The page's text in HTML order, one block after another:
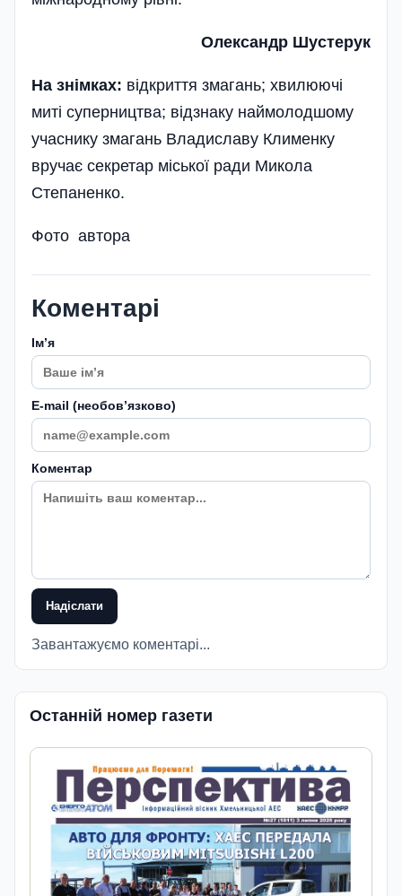
Олександр Шустерук
На знімках: відкриття змагань; хвилюючі
миті суперництва; відзнаку наймолодшому
учаснику змагань Владиславу Клименку
вручає секретар міської ради Микола
Степаненко.
Фото автора
Коментарі
Імʼя
E-mail (необовʼязково)
Коментар
Надіслати
Завантажуємо коментарі...
Останній номер газети